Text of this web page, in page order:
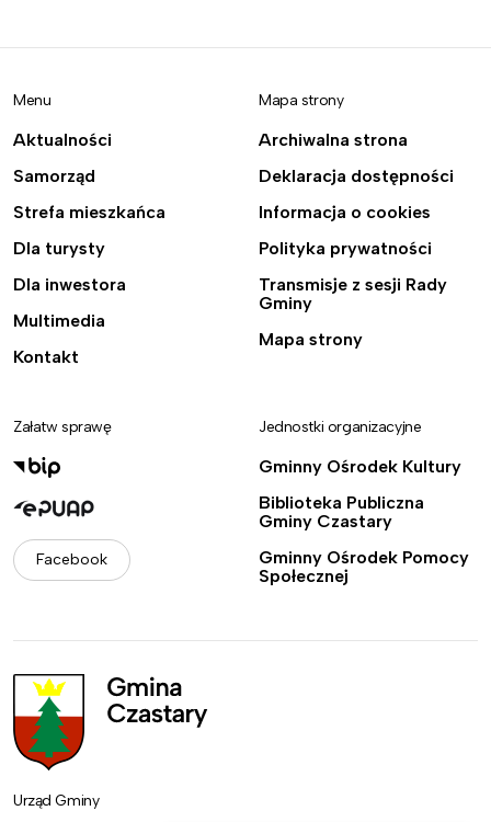
Menu
Aktualności
Samorząd
Strefa mieszkańca
Dla turysty
Dla inwestora
Multimedia
Kontakt
Mapa strony
Archiwalna strona
Deklaracja dostępności
Informacja o cookies
Polityka prywatności
Transmisje z sesji Rady
Gminy
Mapa strony
Załatw sprawę
Facebook
Jednostki organizacyjne
Gminny Ośrodek Kultury
Biblioteka Publiczna
Gminy Czastary
Gminny Ośrodek Pomocy
Społecznej
Urząd Gminy